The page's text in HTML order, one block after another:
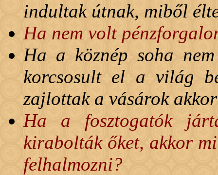
indultak útnak, miből
Ha nem volt
Ha a köznép soha
korcsosult el a világ
zajlottak a vásárok
Ha a fosztogatók
kirabolták őket, akkor
felhalmozni?